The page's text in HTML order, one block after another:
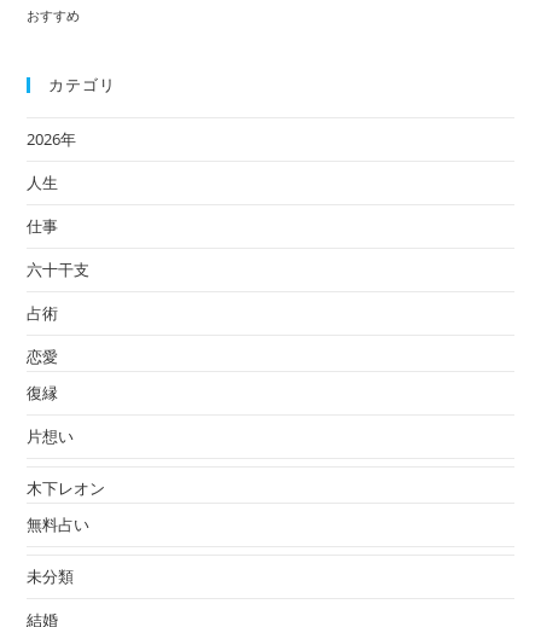
おすすめ
カテゴリ
2026年
人生
仕事
六十干支
占術
恋愛
復縁
片想い
木下レオン
無料占い
未分類
結婚